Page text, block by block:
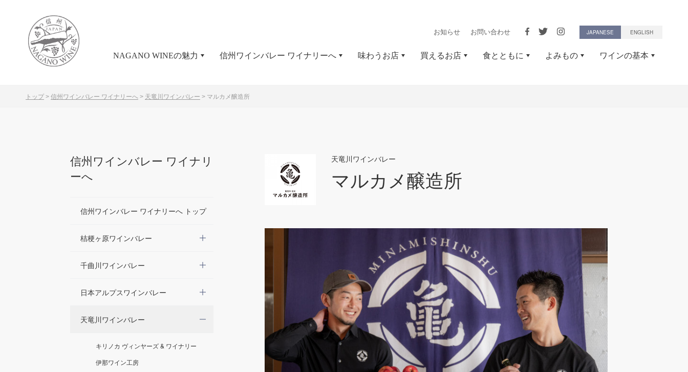
お知らせ お問い合わせ JAPANESE ENGLISH
NAGANO WINEの魅力 信州ワインバレー ワイナリーへ 味わうお店 買えるお店 食とともに よみもの ワインの基本
トップ > 信州ワインバレー ワイナリーへ > 天竜川ワインバレー > マルカメ醸造所
信州ワインバレー ワイナリ
ーへ
信州ワインバレー ワイナリーへ トップ
桔梗ヶ原ワインバレー
千曲川ワインバレー
日本アルプスワインバレー
天竜川ワインバレー
キリノカ ヴィンヤーズ & ワイナリー
伊那ワイン工房
天竜川ワインバレー
マルカメ醸造所